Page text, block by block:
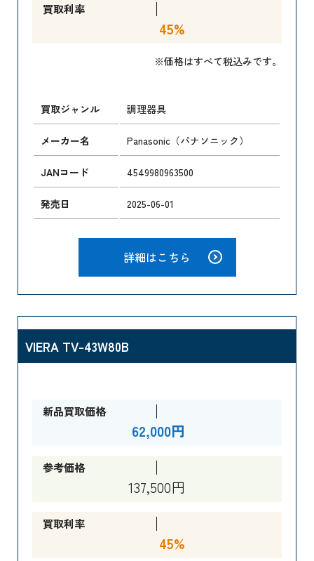
買取利率
45%
※価格はすべて税込みです。
買取ジャンル 調理器具
メーカー名 Panasonic（パナソニック）
JANコード 4549980963500
発売日 2025-06-01
詳細はこちら
VIERA TV-43W80B
新品買取価格
62,000円
参考価格
137,500円
買取利率
45%